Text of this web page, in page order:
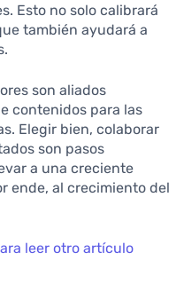
Esto no solo calibrará
también ayudará a
son aliados
contenidos para las
Elegir bien, colaborar
son pasos
a una creciente
ende, al crecimiento del
leer otro artículo